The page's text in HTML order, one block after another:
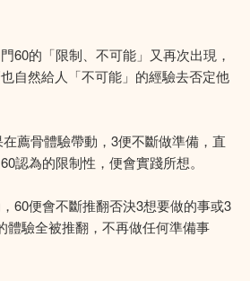
60的「限制、不可能」又再次出現，
自然給人「不可能」的經驗去否定他
薦骨體驗帶動，3便不斷做準備，直
認為的限制性，便會實踐所想。
60便會不斷推翻否決3想要做的事或3
體驗全被推翻，不再做任何準備事